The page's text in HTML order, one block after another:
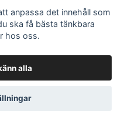
anpassa det innehåll som
ska få bästa tänkbara
hos oss.
alla